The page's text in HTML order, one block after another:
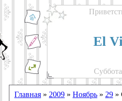
El
Главная » 2009 » Ноябрь » 29 »